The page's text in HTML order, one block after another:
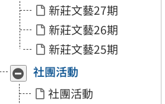
新莊文藝27期
新莊文藝26期
新莊文藝25期
收
合
「社
展
開
「社
社團活動
社團活動